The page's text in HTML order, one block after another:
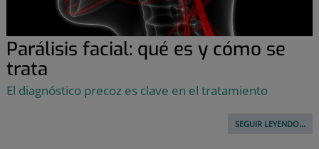
Parálisis facial: qué es y cómo se
trata
El diagnóstico precoz es clave en el tratamiento
SEGUIR LEYENDO...